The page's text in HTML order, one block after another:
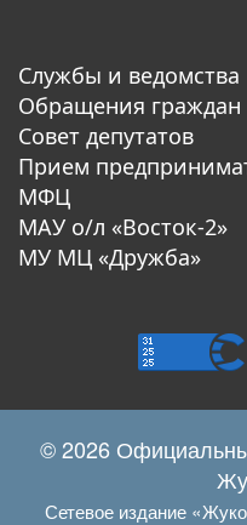
Службы и ведомства
Обращения граждан
Совет депутатов
Прием
МФЦ
МАУ о/л «Восток-2»
МУ МЦ «Дружба»
© 2026
Сетевое издание